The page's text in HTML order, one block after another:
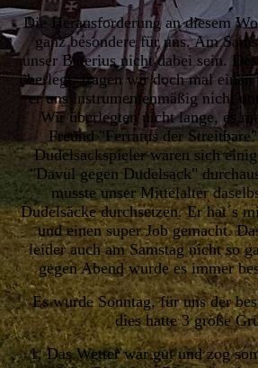
Die Herausforderung an diesem
ganz besondere für uns. Am
unser Baterius nicht dabei sein.
überlegt, fragen wir doch mal einen
er uns instrumentenmäßig nicht
Wir überlegten nicht lange, es
Freund "Ferratus der
Dudelsackspieler waren sich
"Davul gegen Dudelsack"
musste unser Mittelalter
Dudelsäcke durchsetzen. Er hat´s
und einen super Job gemacht.
leider auch am Samstag nicht so
gegen Abend wurde es immer
Es wurde Sonntag, für uns der
dies hatte 3 große
1. Das Wetter war gut und zog